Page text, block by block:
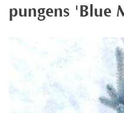
pungens 'Blue